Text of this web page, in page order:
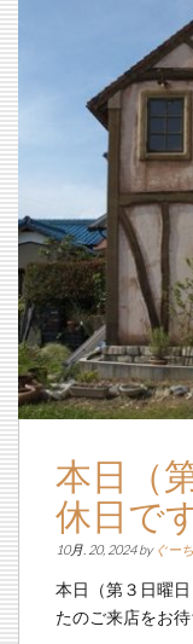
本日（
休日で
10月. 20, 2024 by ぐー
本日（第３日曜
たのご来店をお